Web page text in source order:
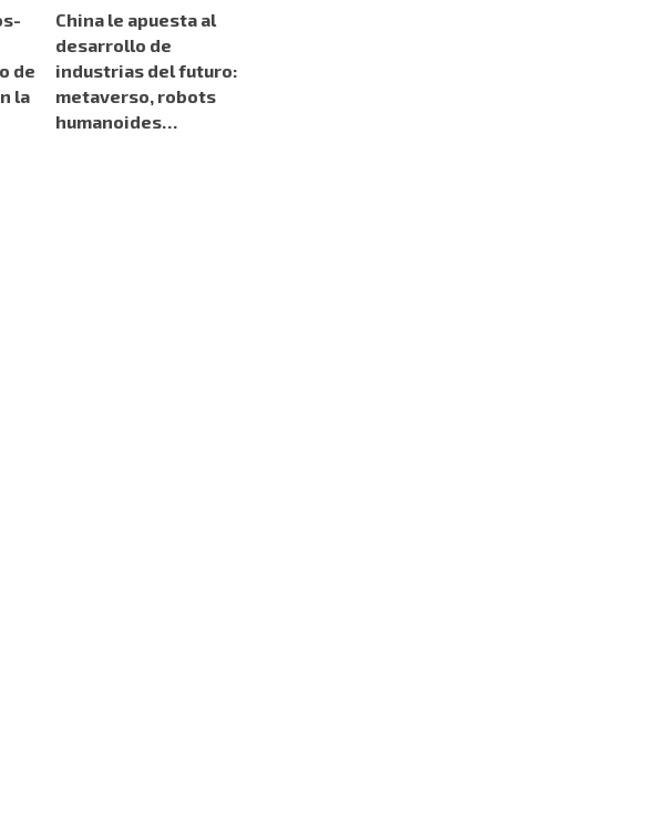
de
la
China le apuesta al
desarrollo de
industrias del futuro:
metaverso, robots
humanoides…